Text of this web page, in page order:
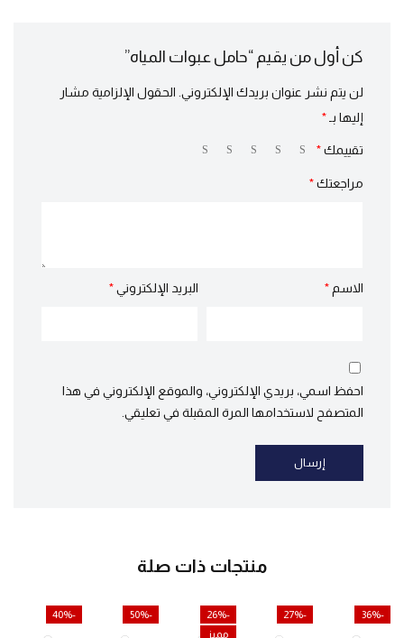
كن أول من يقيم “حامل عبوات المياه”
لن يتم نشر عنوان بريدك الإلكتروني. الحقول الإلزامية مشار
إليها بـ *
تقييمك*
مراجعتك*
الاسم * البريد الإلكتروني*
احفظ اسمي، بريدي الإلكتروني، والموقع الإلكتروني في هذا
المتصفح لاستخدامها المرة المقبلة في تعليقي.
منتجات ذات صلة
-36%
-27%
-26%
مميز
-50%
-40%